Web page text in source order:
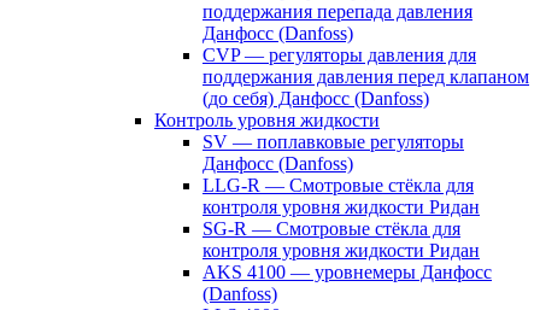
поддержания перепада давления
Данфосс (Danfoss)
CVP — регуляторы давления для
поддержания давления перед клапаном
(до себя) Данфосс (Danfoss)
Контроль уровня жидкости
SV — поплавковые регуляторы
Данфосс (Danfoss)
LLG-R — Смотровые стёкла для
контроля уровня жидкости Ридан
SG-R — Смотровые стёкла для
контроля уровня жидкости Ридан
AKS 4100 — уровнемеры Данфосс
(Danfoss)